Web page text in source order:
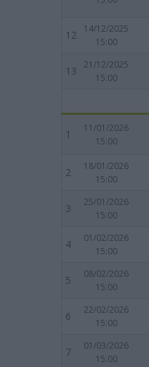
12
14/12/2025
15:00
13
21/12/2025
15:00
1
11/01/2026
15:00
2
18/01/2026
15:00
3
25/01/2026
15:00
4
01/02/2026
15:00
5
08/02/2026
15:00
6
22/02/2026
15:00
7
01/03/2026
15:00